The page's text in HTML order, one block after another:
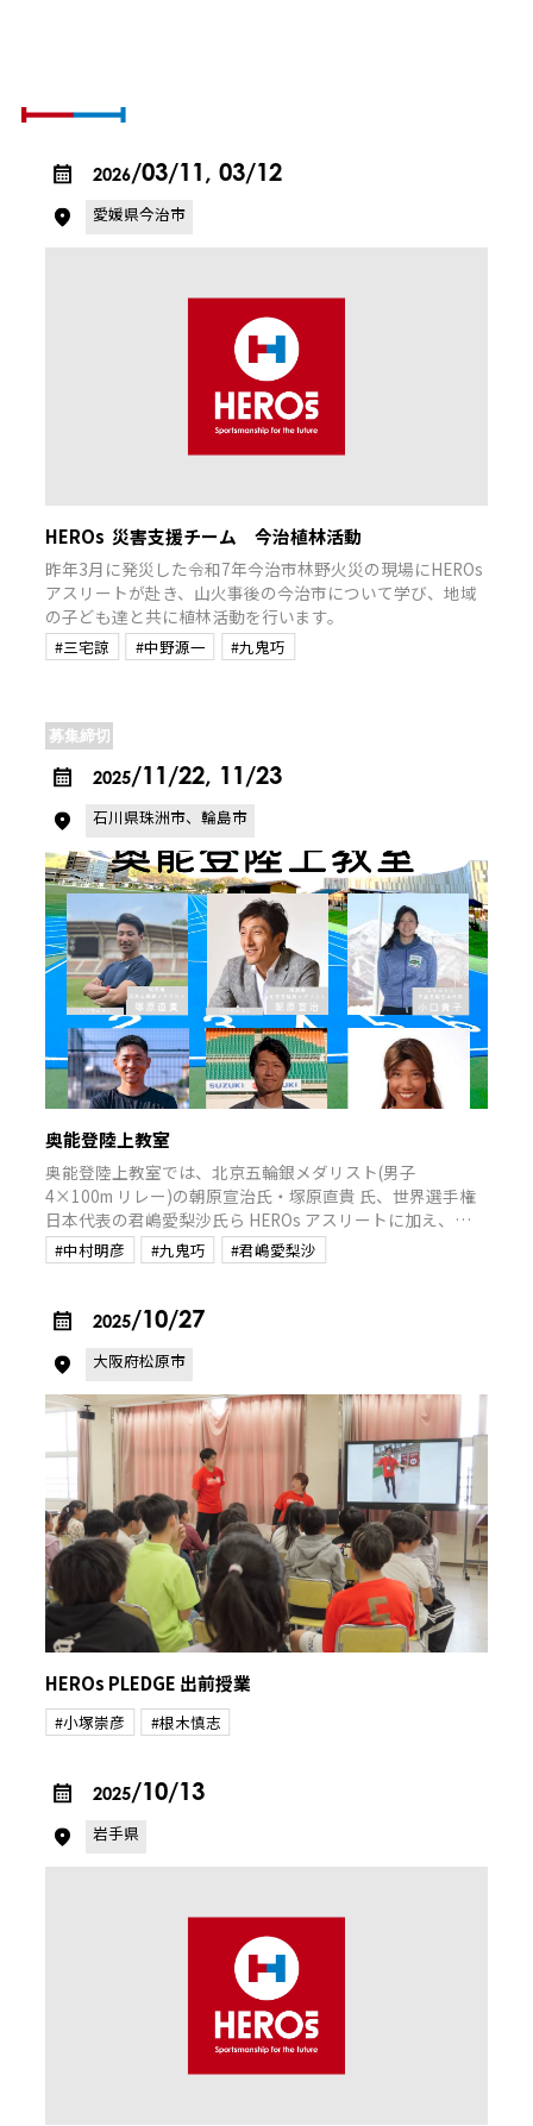
2026/03/11, 03/12
愛媛県今治市
HEROs 災害支援チーム 今治植林活動
昨年3月に発災した令和7年今治市林野火災の現場にHEROs
アスリートが赴き、山火事後の今治市について学び、地域
の子ども達と共に植林活動を行います。
#三宅諒 #中野源一 #九鬼巧
募集締切
2025/11/22, 11/23
石川県珠洲市、輪島市
奥能登陸上教室
奥能登陸上教室では、北京五輪銀メダリスト(男子
4×100m リレー)の朝原宣治氏・塚原直貴 氏、世界選手権
日本代表の君嶋愛梨沙氏ら HEROs アスリートに加え、日
本陸上競技連盟(JAAF)の協 力によりロンドン五輪日本代表
の九鬼巧氏、ロンドン・リオデジャネイロ五輪日本代表の
む 100 名以上の小中高校生を中心に、トップアス リートに
よる直接指導を通じて、子どもたちに夢と希望を届けま
す。
#中村明彦 #九鬼巧 #君嶋愛梨沙
2025/10/27
大阪府松原市
HEROs PLEDGE 出前授業
#小塚崇彦 #根木慎志
2025/10/13
岩手県